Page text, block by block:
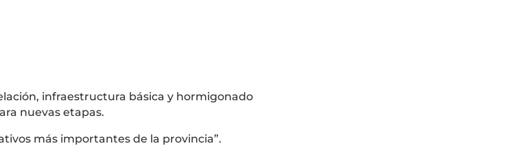
infraestructura básica y hormigonado
nuevas etapas.
más importantes de la provincia”.